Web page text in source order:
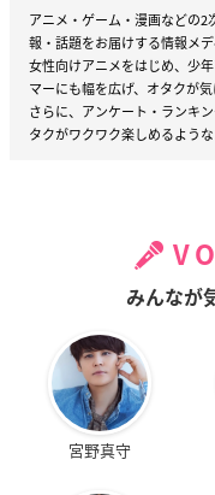
アニメ・ゲーム・漫画などの
報・話題をお届けする情報メデ
女性向けアニメをはじめ、少
マーにも幅を広げ、オタクが
さらに、アンケート・ランキ
タクがワクワク楽しめるよう
みんなが
宮野真守